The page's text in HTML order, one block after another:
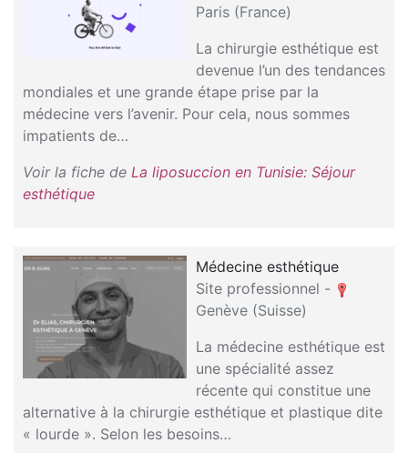
Paris (France)
La chirurgie esthétique est
devenue l’un des tendances
mondiales et une grande étape prise par la
médecine vers l’avenir. Pour cela, nous sommes
impatients de…
Voir la fiche de La liposuccion en Tunisie: Séjour
esthétique
Médecine esthétique
Site professionnel -
Genève (Suisse)
La médecine esthétique est
une spécialité assez
récente qui constitue une
alternative à la chirurgie esthétique et plastique dite
« lourde ». Selon les besoins…